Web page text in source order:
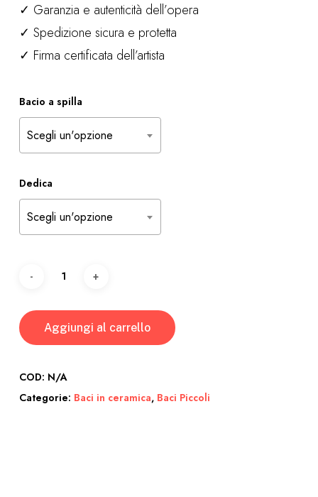
✓ Garanzia e autenticità dell’opera
✓ Spedizione sicura e protetta
✓ Firma certificata dell’artista
Bacio a spilla
Scegli un'opzione
Dedica
Scegli un'opzione
Aggiungi al carrello
COD: N/A
Categorie: Baci in ceramica, Baci Piccoli